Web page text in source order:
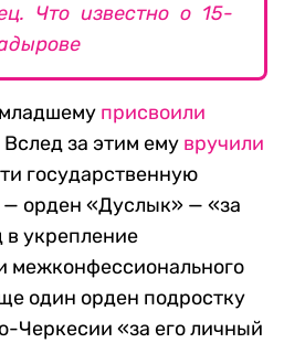
Что известно о 15-
присвоили
за этим ему вручили
государственную
— орден «Дуслык» — «за
в укрепление
межконфессионального
один орден подростку
Черкесии «за его личный